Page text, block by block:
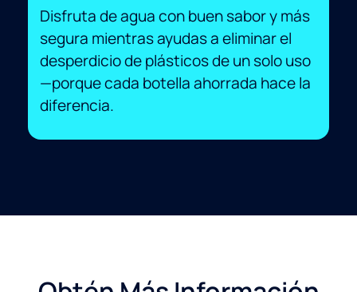
Disfruta de agua con buen sabor y más
segura mientras ayudas a eliminar el
desperdicio de plásticos de un solo uso
—porque cada botella ahorrada hace la
diferencia.